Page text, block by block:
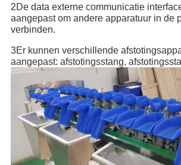
2De data externe communicatie
aangepast om andere apparatuur in de
verbinden.
3Er kunnen verschillende
aangepast: afstotingsstang,